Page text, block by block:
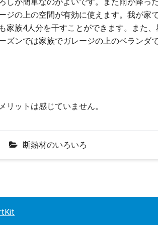
しが簡単なのがよいです。また雨が降った
ジの上の空間が有効に使えます。我が家
家族4人分を干すことができます。また、
ズンでは家族でガレージの上のベランダ
ットは感じていません。
断熱材のいろいろ